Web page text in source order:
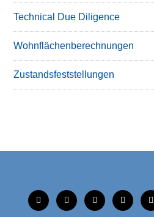
Technical Due Diligence
Wohnflächenberechnungen
Zustandsfeststellungen
tiktok instagramfacebooklinkedinxing